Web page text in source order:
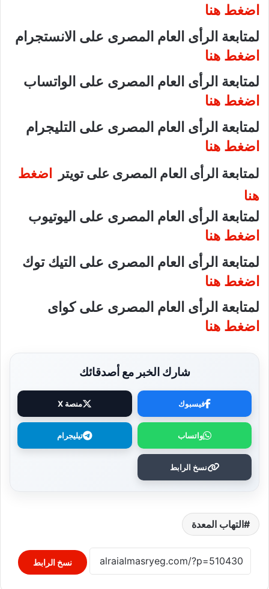
اضغط هنا
لمتابعة الرأى العام المصرى على الانستجرام
اضغط هنا
لمتابعة الرأى العام المصرى على الواتساب
اضغط هنا
لمتابعة الرأى العام المصرى على التليجرام
اضغط هنا
لمتابعة الرأى العام المصرى على تويتر
اضغط
هنا
لمتابعة الرأى العام المصرى على اليوتيوب
اضغط هنا
لمتابعة الرأى العام المصرى على التيك توك
اضغط هنا
لمتابعة الرأى العام المصرى على كواى
اضغط هنا
شارك الخبر مع أصدقائك
فيسبوك منصة X
واتساب تيليجرام
نسخ الرابط
التهاب المعدة
نسخ الرابط